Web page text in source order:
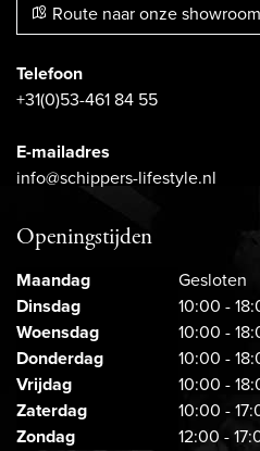
Route naar onze showroom
Telefoon
+31(0)53-461 84 55
E-mailadres
info@schippers-lifestyle.nl
Openingstijden
Maandag
Gesloten
Dinsdag
10:00 -
Woensdag
10:00 -
Donderdag
10:00 -
Vrijdag
10:00 -
Zaterdag
10:00 -
Zondag
12:00 -